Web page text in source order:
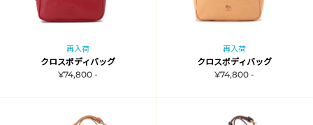
再入荷
クロスボディバッグ
¥74,800 -
再入荷
クロスボディバッグ
¥74,800 -